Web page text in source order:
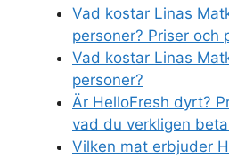
Vad kostar Linas
personer? Priser och
Vad kostar Linas
personer?
Är HelloFresh dyrt?
vad du verkligen
Vilken mat erbjuder